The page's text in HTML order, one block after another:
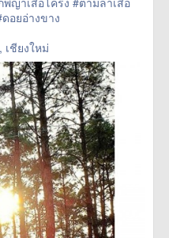
อยอ่างขาง
image/ดอยอ่าง
เชียงใหม่